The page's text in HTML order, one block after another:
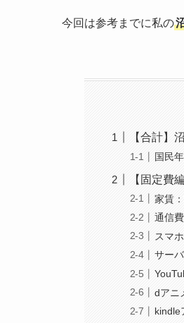
今回は参考までに私の
【合計】
国民
【固定費
家賃
通信
スマ
サー
dアニ
kindle